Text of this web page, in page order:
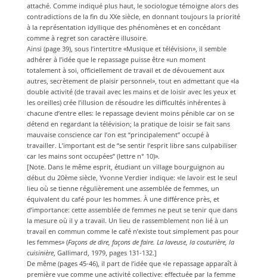
attaché. Comme indiqué plus haut, le sociologue témoigne alors des
contradictions de la fin du XXe siècle, en donnant toujours la priorité
à la représentation idyllique des phénomènes et en concédant
comme à regret son caractère illusoire.
Ainsi (page 39), sous l’intertitre «Musique et télévision», il semble
adhérer à l’idée que le repassage puisse être «un moment
totalement à soi, officiellement de travail et de dévouement aux
autres, secrètement de plaisir personnel», tout en admettant que «la
double activité (de travail avec les mains et de loisir avec les yeux et
les oreilles) crée l’illusion de résoudre les difficultés inhérentes à
chacune d’entre elles: le repassage devient moins pénible car on se
détend en regardant la télévision; la pratique de loisir se fait sans
mauvaise conscience car l’on est “principalement” occupé à
travailler. L’important est de “se sentir l’esprit libre sans culpabiliser
car les mains sont occupées” (lettre n° 10)».
[Note. Dans le même esprit, étudiant un village bourguignon au
début du 20ème siècle, Yvonne Verdier indique: «le lavoir est le seul
lieu où se tienne régulièrement une assemblée de femmes, un
équivalent du café pour les hommes. À une différence près, et
d’importance: cette assemblée de femmes ne peut se tenir que dans
la mesure où il y a travail. Un lieu de rassemblement non lié à un
travail en commun comme le café n’existe tout simplement pas pour
les femmes» (Façons de dire, façons de faire. La laveuse, la couturière, la
cuisinière, Gallimard, 1979, pages 131-132.]
De même (pages 45-46), il part de l’idée que «le repassage apparaît à
première vue comme une activité collective: effectuée par la femme